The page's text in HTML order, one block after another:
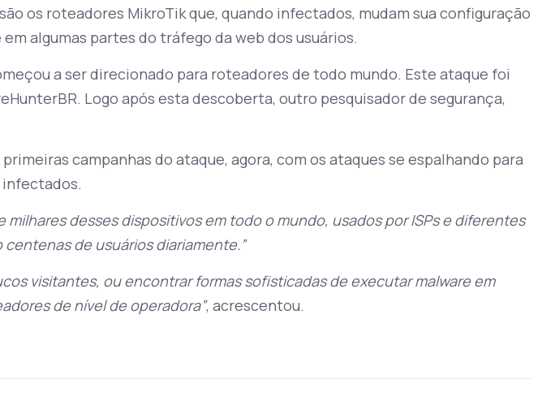
os roteadores MikroTik que, quando infectados, mudam sua configuração
algumas partes do tráfego da web dos usuários.
a ser direcionado para roteadores de todo mundo. Este ataque foi
Logo após esta descoberta, outro pesquisador de segurança,
campanhas do ataque, agora, com os ataques se espalhando para
infectados.
milhares desses dispositivos em todo o mundo, usados por ISPs e diferentes
de usuários diariamente.”
visitantes, ou encontrar formas sofisticadas de executar malware em
de nível de operadora”, acrescentou.